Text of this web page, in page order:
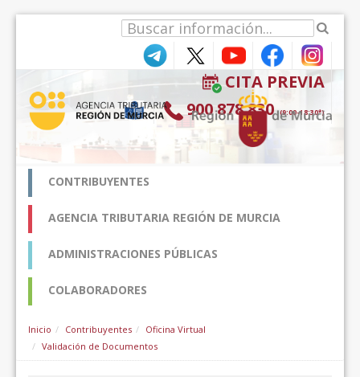
CITA PREVIA
900 878 830 (9:00-18:30*)
CONTRIBUYENTES
AGENCIA TRIBUTARIA REGIÓN DE MURCIA
ADMINISTRACIONES PÚBLICAS
COLABORADORES
Inicio Contribuyentes
Oficina Virtual
Validación de Documentos